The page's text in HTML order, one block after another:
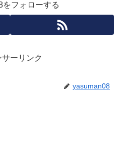
をフォローする
サーリンク
yasuman08